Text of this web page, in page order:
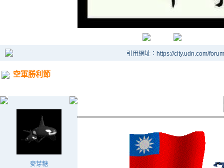
引用網址：https://city.udn.com/
空軍勝利節
麥芽糖